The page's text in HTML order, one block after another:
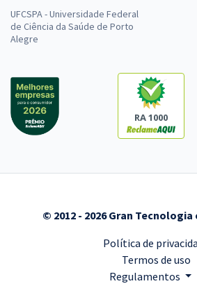
UFCSPA - Universidade Federal
de Ciência da Saúde de Porto
Alegre
RA 1000
© 2012 - 2026 Gran Tecnologia
Política de
Termos de uso
Regulamentos